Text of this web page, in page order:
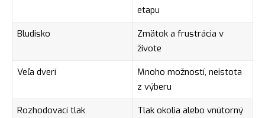
etapu
Bludisko
Zmätok a frustrácia v
živote
Veľa dverí
Mnoho možností, neistota
z výberu
Rozhodovací tlak
Tlak okolia alebo vnútorný